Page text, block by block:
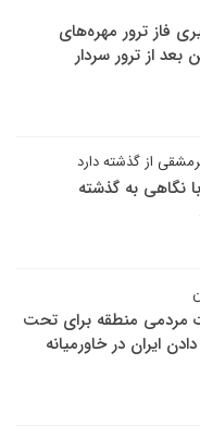
فاز ترور مهره‌های
از ترور سردار
از گذشته دارد
با نگاهی به گذشته
مردمی منطقه برای تحت
ایران در خاورمیانه